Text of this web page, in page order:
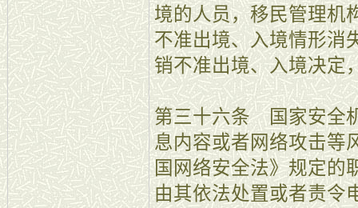
境的人员，移民管理机
不准出境、入境情形消
销不准出境、入境决定
第三十六条 国家安全
息内容或者网络攻击等
国网络安全法》规定的
由其依法处置或者责令